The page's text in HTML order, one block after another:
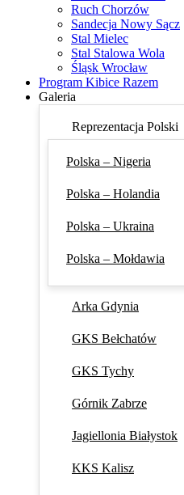
Ruch Chorzów
Sandecja Nowy Sącz
Stal Mielec
Stal Stalowa Wola
Śląsk Wrocław
Program Kibice Razem
Galeria
Reprezentacja Polski
Polska – Nigeria
Polska – Holandia
Polska – Ukraina
Polska – Mołdawia
Arka Gdynia
GKS Bełchatów
GKS Tychy
Górnik Zabrze
Jagiellonia Białystok
KKS Kalisz